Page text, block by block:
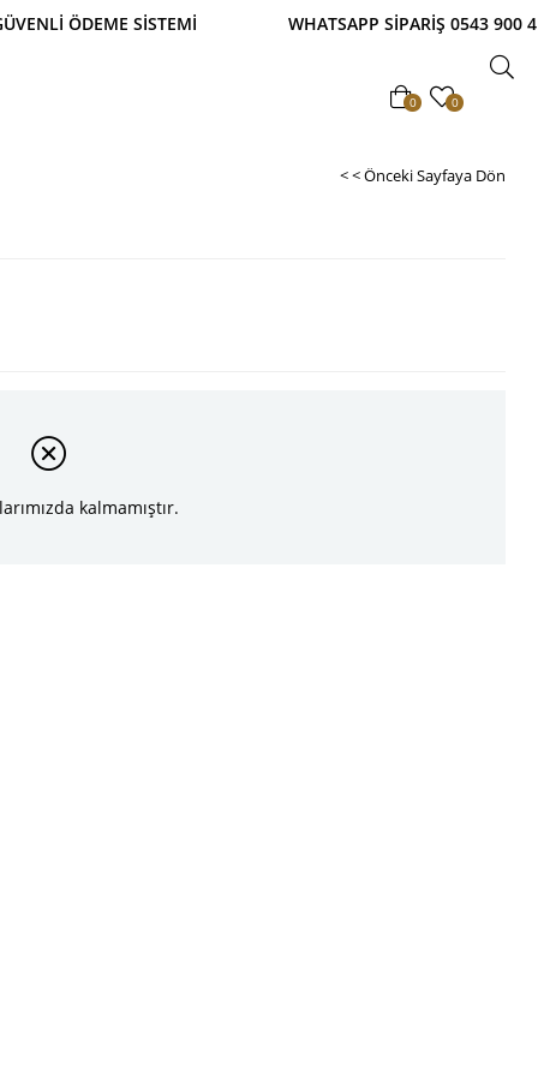
SİSTEMİ WHATSAPP SİPARİŞ 0543 900 41 41
0 0
< < Önceki Sayfaya Dön
kalmamıştır.